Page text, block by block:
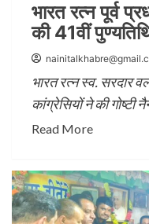
भारत रत्न पूर्व
की 41वीं
भारत रत्न स्व. सरदार
कांग्रेसियों ने की गोष्टी
Read More